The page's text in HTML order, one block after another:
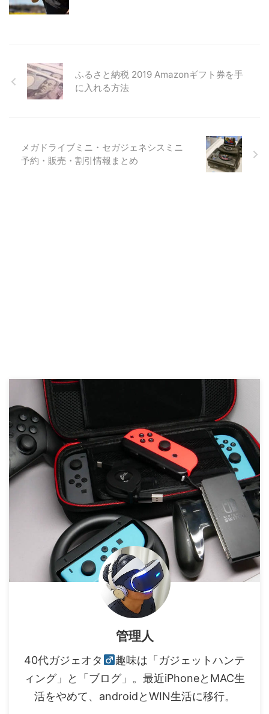
ふるさと納税 2019 Amazonギフト券を手
に入れる方法
メガドライブミニ・セガジェネシスミニ
予約・販売・割引情報まとめ
管理人
40代ガジェオタ
趣味は「ガジェットハンテ
ィング」と「ブログ」。最近iPhoneとMAC生
活をやめて、androidとWIN生活に移行。